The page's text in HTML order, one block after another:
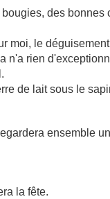
des bonnes
moi, le
n'a rien
de lait sous le
ensemble
la fête.